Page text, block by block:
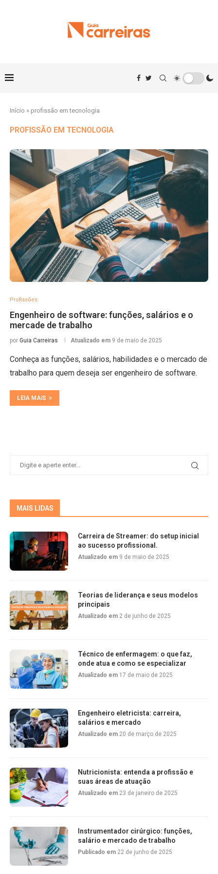
Início » profissão em tecnologia
PROFISSÃO EM TECNOLOGIA
Profissões
Engenheiro de software: funções, salários e o
mercade de trabalho
por Guia Carreiras Atualizado em 9 de maio de 2025
Conheça as funções, salários, habilidades e o mercado de
trabalho para quem deseja ser engenheiro de software.
LEIA MAIS
MAIS LIDAS
Carreira de Streamer: do setup inicial
ao sucesso profissional.
Atualizado em 9 de maio de 2025
Teorias de liderança e seus modelos
principais
Atualizado em 2 de junho de 2025
Técnico de enfermagem: o que faz,
onde atua e como se especializar
Atualizado em 17 de maio de 2025
Engenheiro eletricista: carreira,
salários e mercado
Atualizado em 20 de março de 2025
Nutricionista: entenda a profissão e
suas áreas de atuação
Atualizado em 23 de janeiro de 2025
Instrumentador cirúrgico: funções,
salário e mercado de trabalho
Publicado em 22 de junho de 2025